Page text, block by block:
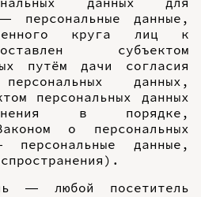
персональные данные,
круга лиц к
субъектом
путём дачи согласия
данных,
персональных данных
в порядке,
о персональных
данные,
— любой посетитель